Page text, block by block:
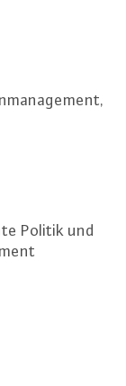
Politik und